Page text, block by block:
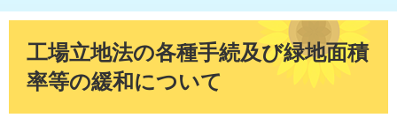
文
工場立地法の各種手続及び緑地面積
率等の緩和について